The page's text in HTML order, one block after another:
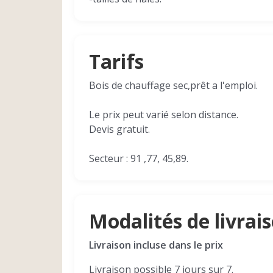
Tarifs
Bois de chauffage sec,prêt a l'emploi.
Le prix peut varié selon distance.
Devis gratuit.
Secteur : 91 ,77, 45,89.
Modalités de
Livraison incluse dans le prix
Livraison possible 7 jours sur 7.